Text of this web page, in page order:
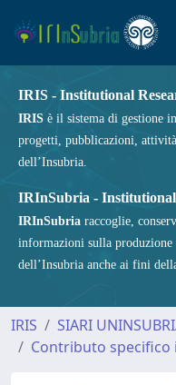
IRIS - Institutional
IRIS è il sistema di gestione
progetti, pubblicazioni,
dell’Insubria.
IRInSubria -
IRInSubria raccoglie,
informazioni sulla
dell’Insubria anche ai fini
IRIS
SIARI
Contributo specifico